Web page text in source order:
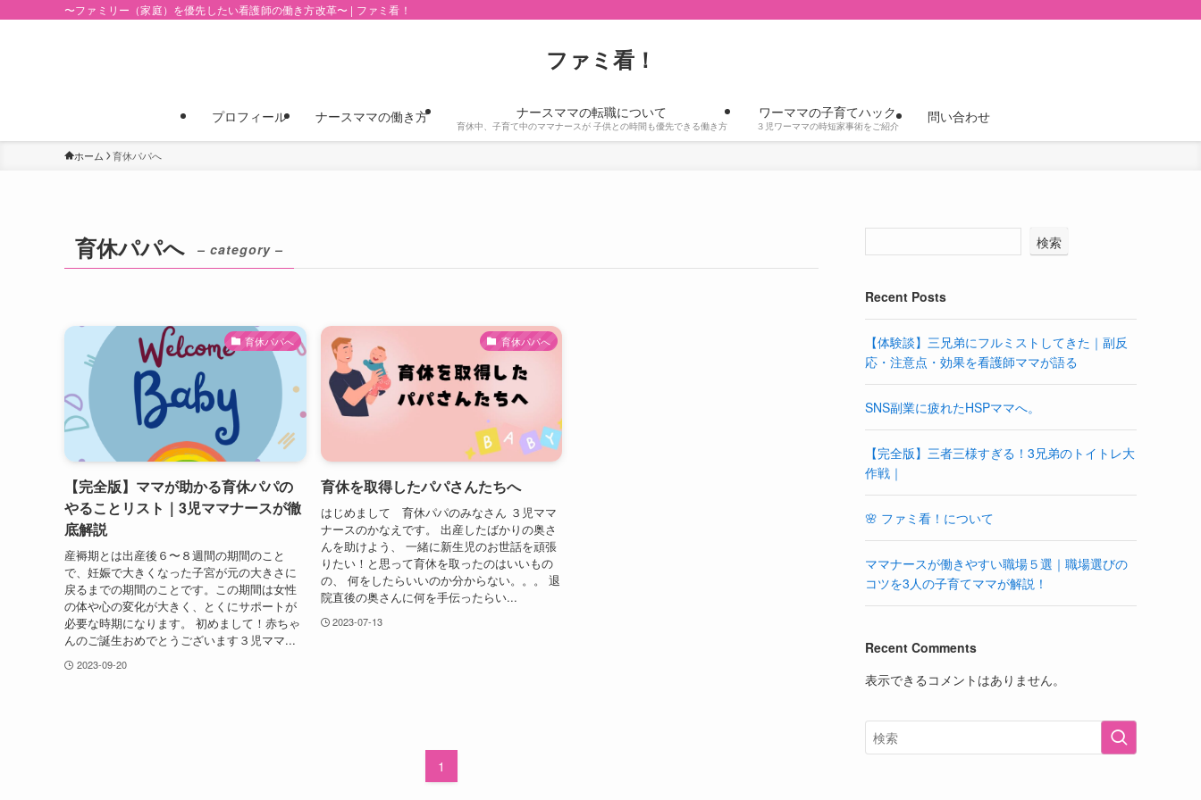
〜ファミリー（家庭）を優先したい看護師の働き方改革〜 | ファミ看！
ファミ看！
プロフィール ナースママの働き方 ナースママの転職について
育休中、子育て中のママナースが 子供との時間も優先できる働き方
ワーママの子育てハック
３児ワーママの時短家事術をご紹介
問い合わせ
ホーム 育休パパへ
育休パパへ – category –
育休パパへ
【完全版】ママが助かる育休パパの
やることリスト｜3児ママナースが徹
底解説
産褥期とは出産後６〜８週間の期間のこと
で、妊娠で大きくなった子宮が元の大きさに
戻るまでの期間のことです。この期間は女性
の体や心の変化が大きく、とくにサポートが
必要な時期になります。 初めまして！赤ちゃ
んのご誕生おめでとうございます３児ママ...
2023-09-20
育休パパへ
育休を取得したパパさんたちへ
はじめまして 育休パパのみなさん ３児ママ
ナースのかなえです。 出産したばかりの奥さ
んを助けよう、 一緒に新生児のお世話を頑張
りたい！と思って育休を取ったのはいいもの
の、 何をしたらいいのか分からない。。。 退
院直後の奥さんに何を手伝ったらい...
2023-07-13
1
検索
Recent Posts
【体験談】三兄弟にフルミストしてきた｜副反
応・注意点・効果を看護師ママが語る
SNS副業に疲れたHSPママへ。
【完全版】三者三様すぎる！3兄弟のトイトレ大
作戦｜
🌸 ファミ看！について
ママナースが働きやすい職場５選｜職場選びの
コツを3人の子育てママが解説！
Recent Comments
表示できるコメントはありません。